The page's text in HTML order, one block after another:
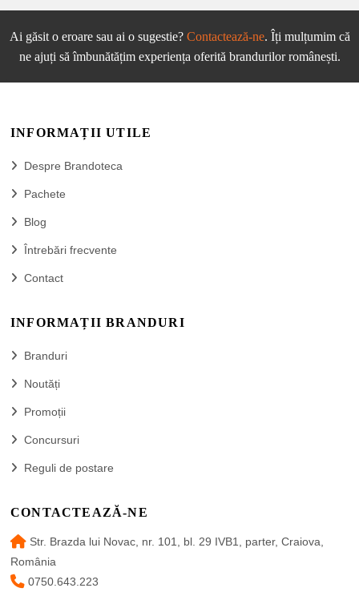
Ai găsit o eroare sau ai o sugestie? Contactează-ne. Îți mulțumim că
ne ajuți să îmbunătățim experiența oferită brandurilor românești.
INFORMAȚII UTILE
Despre Brandoteca
Pachete
Blog
Întrebări frecvente
Contact
INFORMAȚII BRANDURI
Branduri
Noutăți
Promoții
Concursuri
Reguli de postare
CONTACTEAZĂ-NE
Str. Brazda lui Novac, nr. 101, bl. 29 IVB1, parter, Craiova,
România
0750.643.223